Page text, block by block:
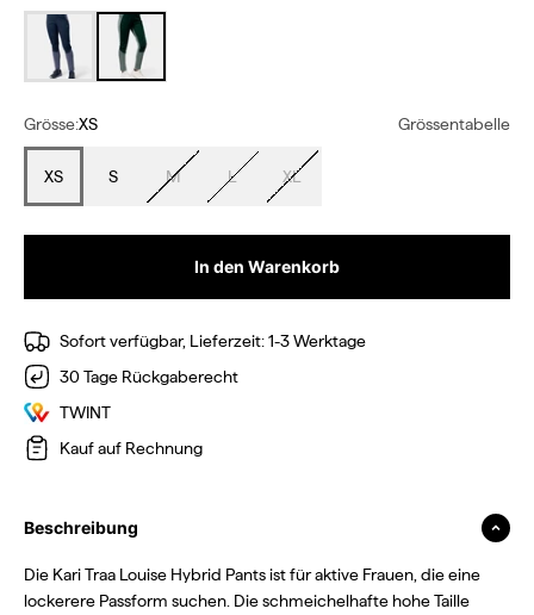
dark navy blue
pine
Grösse:XS Grössentabelle
XS S M L XL
In den Warenkorb
Sofort verfügbar, Lieferzeit: 1-3 Werktage
30 Tage Rückgaberecht
TWINT
Kauf auf Rechnung
Beschreibung
Die Kari Traa Louise Hybrid Pants ist für aktive Frauen, die eine
lockerere Passform suchen. Die schmeichelhafte hohe Taille